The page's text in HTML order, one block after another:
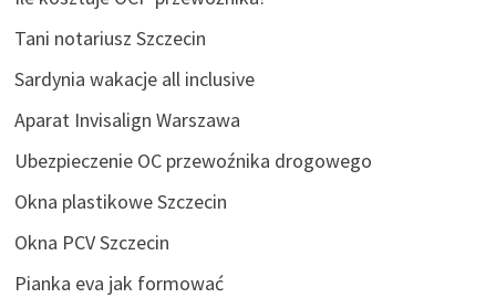
Tani notariusz Szczecin
Sardynia wakacje all inclusive
Aparat Invisalign Warszawa
Ubezpieczenie OC przewoźnika drogowego
Okna plastikowe Szczecin
Okna PCV Szczecin
Pianka eva jak formować